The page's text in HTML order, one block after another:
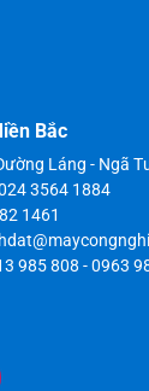
Bắc
Láng - Ngã
3564 1884
1461
985 808 -0963